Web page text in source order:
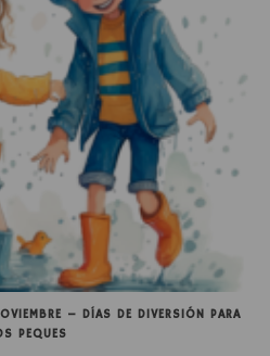
– DÍAS DE DIVERSIÓN PARA
PEQUES